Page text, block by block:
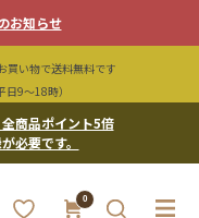
お知らせ
買い物で送料無料です
日9〜18時）
商品ポイント5倍
必要です。
0